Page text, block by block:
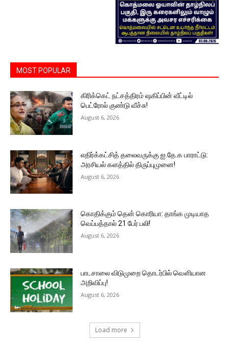
MOST POPULAR
கிரிக்கெட் நட்சத்திரம் ஷகிப்பின் வீட்டில்
பெட்ரோல் குண்டு வீச்சு!
August 6, 2026
எதிர்க்கட்சித் தலைவருக்கு ஐ.தே.க பாராட்டு:
அரசியல் களத்தில் திருப்புமுனை!
August 6, 2026
கொதிக்கும் தென் கொரியா: தாங்க முடியாத
வெப்பத்தால் 21 பேர் பலி!
August 6, 2026
பாடசாலை விடுமுறை தொடர்பில் வௌியான
அறிவிப்பு!
August 6, 2026
Load more